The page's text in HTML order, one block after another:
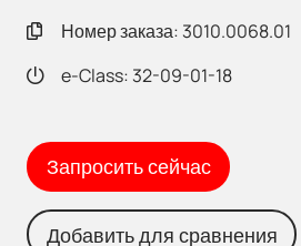
Номер заказа: 3010.0068.01
e-Class: 32-09-01-18
Запросить сейчас
Добавить для сравнения